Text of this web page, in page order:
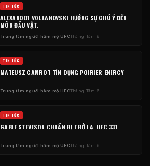
TIN TỨC
ALEXANDER VOLKANOVSKI HƯỚNG SỰ CHÚ Ý ĐẾN
MÔN ĐẤU VẬT.
Trung tâm người hâm mộ UFCTháng Tám 6
TIN TỨC
MATEUSZ GAMROT TÍN DỤNG POIRIER ENERGY
Trung tâm người hâm mộ UFCTháng Tám 6
TIN TỨC
GABLE STEVESON CHUẨN BỊ TRỞ LẠI UFC 331
Trung tâm người hâm mộ UFCTháng Tám 6